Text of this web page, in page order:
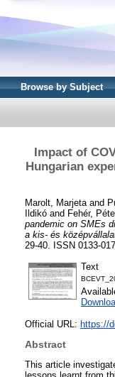
Browse by Subject
Impact of
Hungarian
Marolt, Marjeta and
Ildikó and Fehér,
pandemic on SMEs
a kis- és
29-40. ISSN 0133-
Text
Official URL: https://
Abstract
This article